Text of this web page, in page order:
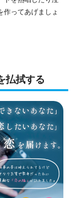
作ってあげましょ
払拭する